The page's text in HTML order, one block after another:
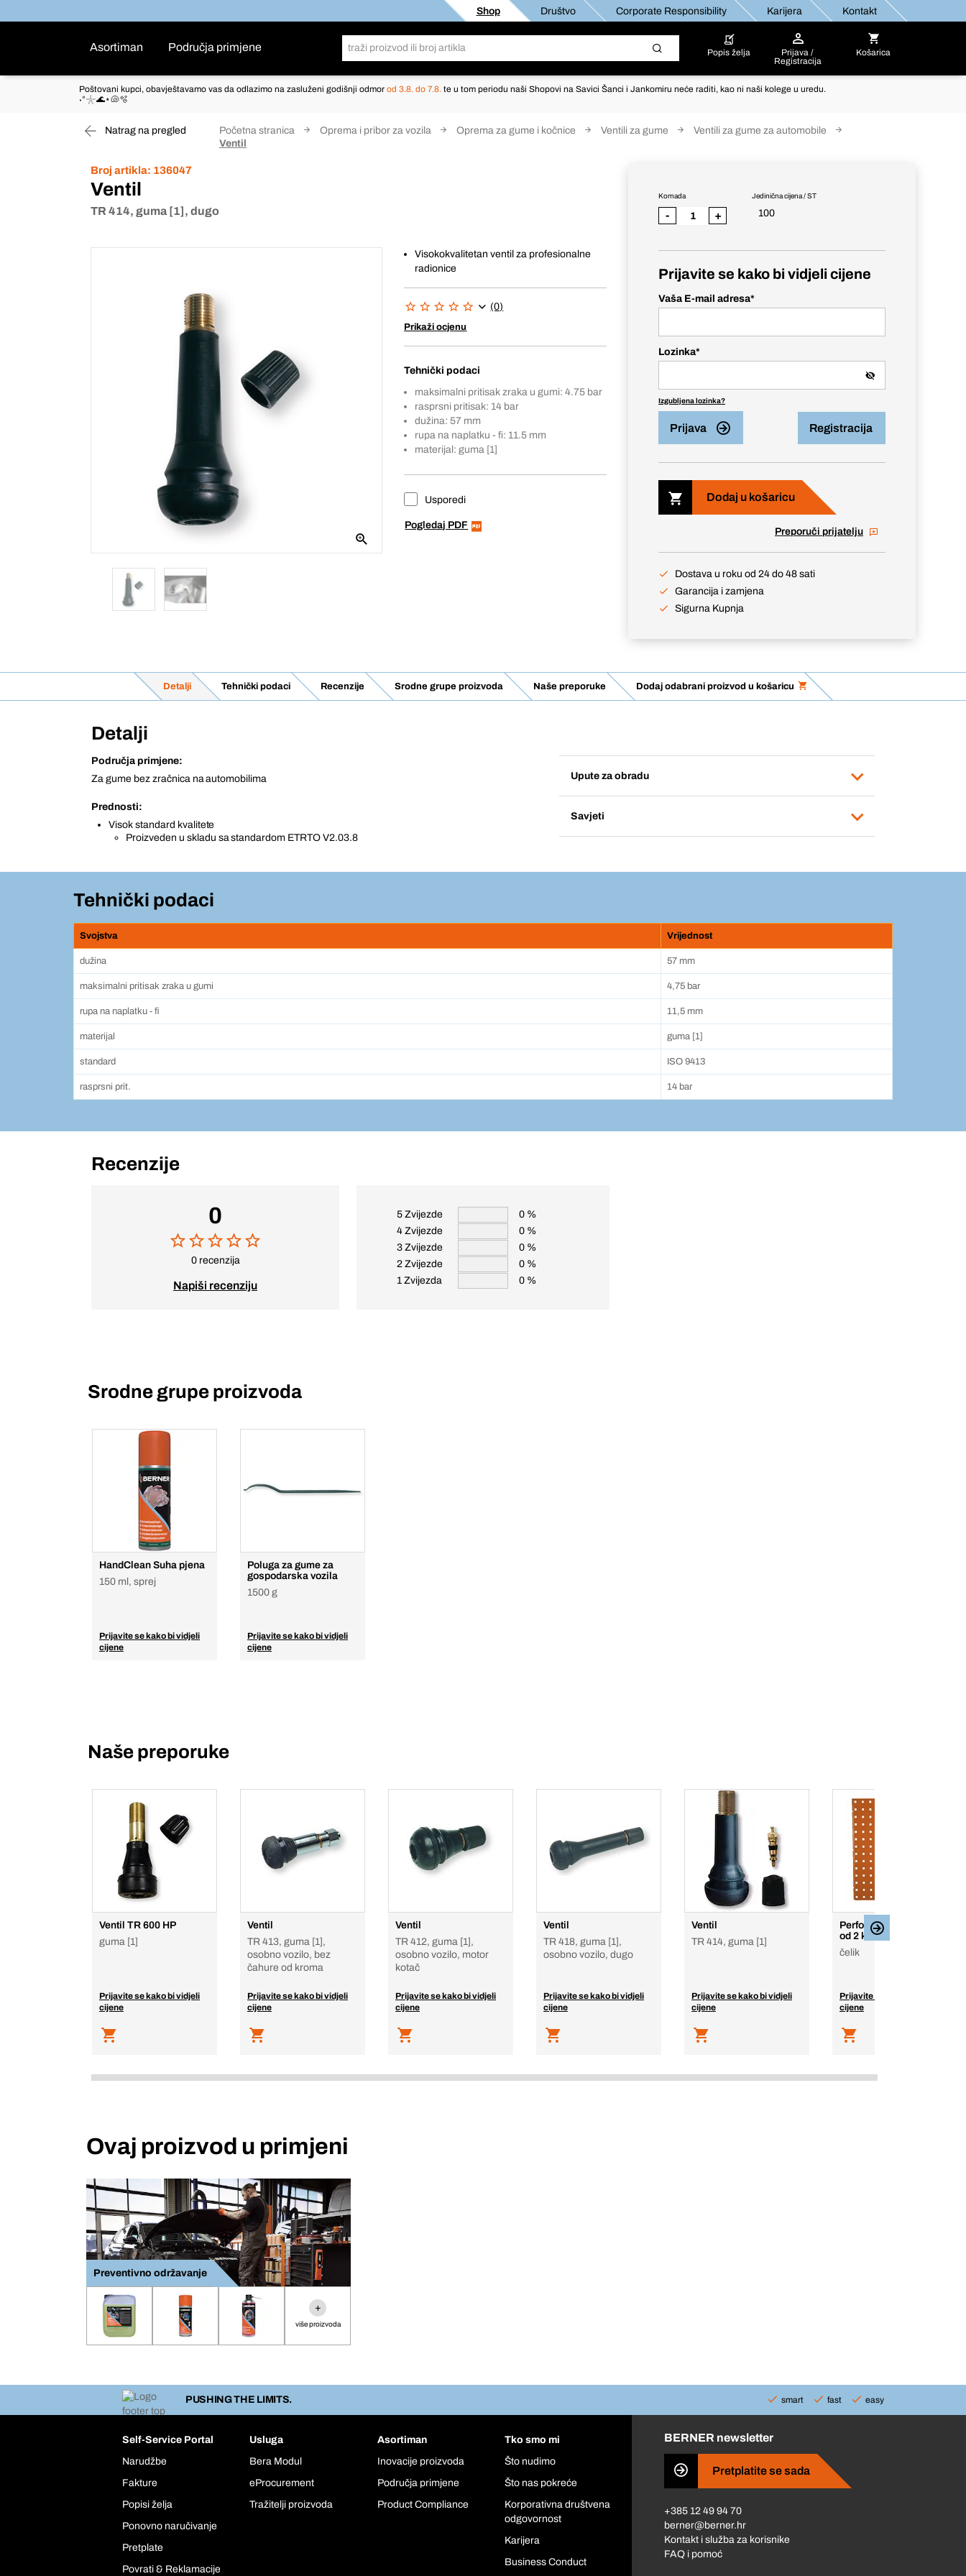
Shop Društvo Corporate Responsibility Karijera Kontakt
Asortiman Područja primjene Popis želja
Prijava /
Registracija
Košarica
Poštovani kupci, obavještavamo vas da odlazimo na zasluženi godišnji odmor od 3.8. do 7.8. te u tom periodu naši Shopovi na Savici Šanci i Jankomiru neće raditi, kao ni naši kolege u uredu.
˖°𓇼🌊⋆🐚🫧
Natrag na pregled Početna stranica Oprema i pribor za vozila Oprema za gume i kočnice Ventili za gume
Ventili za gume za automobile
Ventil
Broj artikla: 136047
Ventil
TR 414, guma [1], dugo
Visokokvalitetan ventil za profesionalne
radionice
(0)
Prikaži ocjenu
Tehnički podaci
maksimalni pritisak zraka u gumi: 4.75 bar
rasprsni pritisak: 14 bar
dužina: 57 mm
rupa na naplatku - fi: 11.5 mm
materijal: guma [1]
Usporedi
Pogledaj PDF
Jedinična cijena / ST
100
Komada
- +
Prijavite se kako bi vidjeli cijene
Vaša E-mail adresa*
Lozinka*
Izgubljena lozinka?
Prijava Registracija
Dodaj u košaricu
Preporuči prijatelju
Dostava u roku od 24 do 48 sati
Garancija i zamjena
Sigurna Kupnja
Detalji Tehnički podaci Recenzije Srodne grupe proizvoda Naše preporuke Dodaj odabrani proizvod u košaricu
Detalji
Područja primjene:
Za gume bez zračnica na automobilima
Prednosti:
Visok standard kvalitete
Proizveden u skladu sa standardom ETRTO V2.03.8
Upute za obradu
Savjeti
Tehnički podaci
Svojstva Vrijednost
dužina 57 mm
maksimalni pritisak zraka u gumi 4,75 bar
rupa na naplatku - fi 11,5 mm
materijal guma [1]
standard ISO 9413
rasprsni prit. 14 bar
Recenzije
0
0 recenzija
Napiši recenziju
5 Zvijezde
0 %
4 Zvijezde
0 %
3 Zvijezde
0 %
2 Zvijezde
0 %
1 Zvijezda
0 %
Srodne grupe proizvoda
HandClean Suha pjena
150 ml, sprej
Prijavite se kako bi vidjeli
cijene
Poluga za gume za
gospodarska vozila
1500 g
Prijavite se kako bi vidjeli
cijene
Naše preporuke
Ventil TR 600 HP
guma [1]
Prijavite se kako bi vidjeli
cijene
Ventil
TR 413, guma [1],
osobno vozilo, bez
čahure od kroma
Prijavite se kako bi vidjeli
cijene
Ventil
TR 412, guma [1],
osobno vozilo, motor
kotač
Prijavite se kako bi vidjeli
cijene
Ventil
TR 418, guma [1],
osobno vozilo, dugo
Prijavite se kako bi vidjeli
cijene
Ventil
TR 414, guma [1]
Prijavite se kako bi vidjeli
cijene
Perforirana ploča, set
od 2 komada
čelik
Prijavite se kako bi vidjeli
cijene
Ovaj proizvod u primjeni
Preventivno održavanje
+
više proizvoda
PUSHING THE LIMITS. smart fast easy
Self-Service Portal
Narudžbe
Fakture
Popisi želja
Ponovno naručivanje
Pretplate
Povrati & Reklamacije
Usluga
Bera Modul
eProcurement
Tražitelji proizvoda
Asortiman
Inovacije proizvoda
Područja primjene
Product Compliance
Tko smo mi
Što nudimo
Što nas pokreće
Korporativna društvena
odgovornost
Karijera
Business Conduct
BERNER newsletter
Pretplatite se sada
+385 12 49 94 70
berner@berner.hr
Kontakt i služba za korisnike
FAQ i pomoć